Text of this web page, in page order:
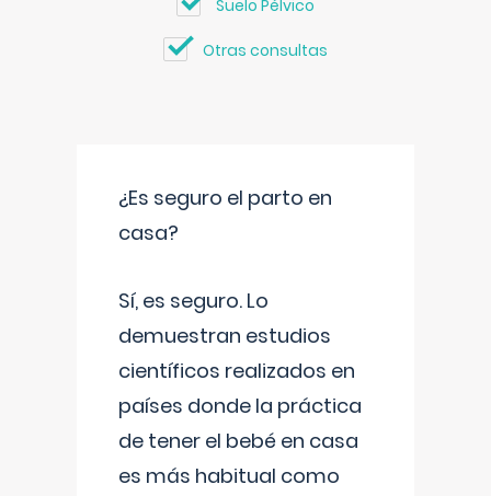
Suelo Pélvico
Otras consultas
¿Es seguro el parto en
casa?
Sí, es seguro. Lo
demuestran estudios
científicos realizados en
países donde la práctica
de tener el bebé en casa
es más habitual como